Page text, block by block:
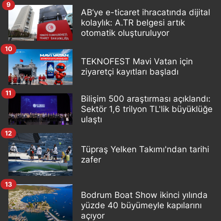
AB’ye e-ticaret ihracatında dijital
kolaylık: A.TR belgesi artık
otomatik oluşturuluyor
9
TEKNOFEST Mavi Vatan için
ziyaretçi kayıtları başladı
10
Bilişim 500 araştırması açıklandı:
Sektör 1,6 trilyon TL'lik büyüklüğe
ulaştı
11
Tüpraş Yelken Takımı'ndan tarihi
zafer
12
Bodrum Boat Show ikinci yılında
yüzde 40 büyümeyle kapılarını
açıyor
13